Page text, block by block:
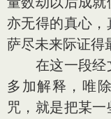
亦无得的真心
萨尽未来际证得
在这一段经
多加解释，唯
咒，就是把某